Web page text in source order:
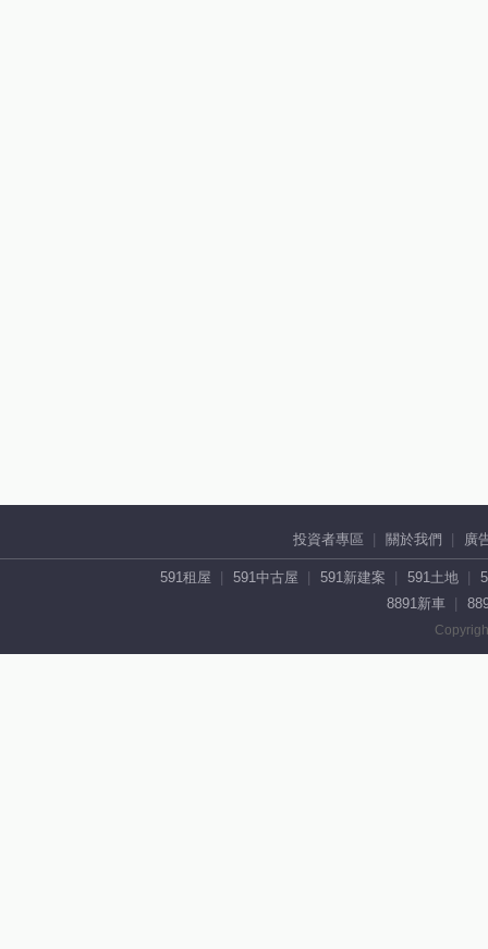
投資者專區 關於我們 廣
591租屋 591中古屋 591新建案 591土地
8891新車